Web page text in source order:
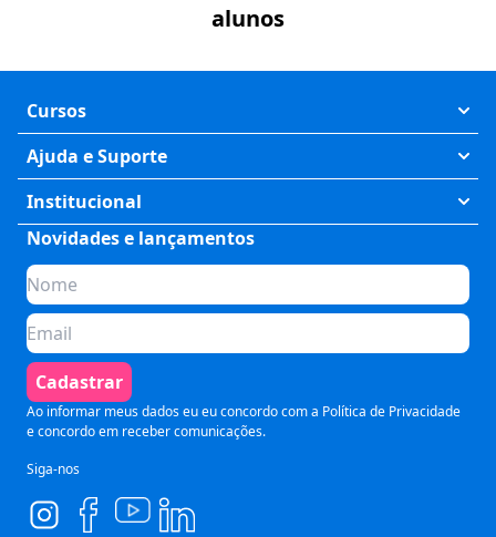
alunos
Cursos
Exatas
Humanas
Saúde
Tecnologia
Preparatórios
Comunicação
Pós Graduação
Ajuda e Suporte
Meus Cursos
Fale Conosco
Perguntas Frequentes
Formas de Pagamento
Política de Cancelamento
Termos de Uso
Segurança e Privacidade
Institucional
Quem somos
Planos de assinatura
Para Empresas
Seja um parceiro
Blog
Novidades e lançamentos
Cadastrar
Ao informar meus dados eu eu concordo com a Política de Privacidade
e concordo em receber comunicações.
Siga-nos